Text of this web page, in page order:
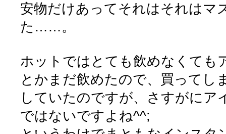
安物だけあってそれはそれはマ
た……。
ホットではとても飲めなくても
とかまだ飲めたので、買ってし
していたのですが、さすがにア
ではないですよね^^;